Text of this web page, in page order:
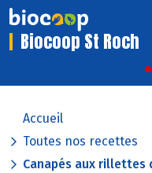
Biocoop St Roch
Accueil
Toutes nos recettes
Canapés aux rillettes